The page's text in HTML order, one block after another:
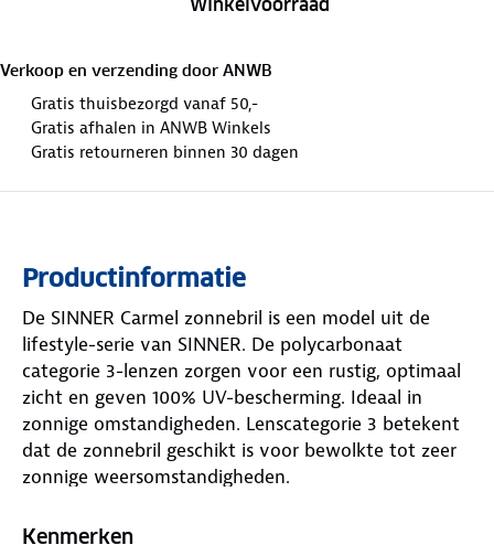
Winkelvoorraad
Verkoop en verzending door ANWB
Gratis thuisbezorgd vanaf 50,-
Gratis afhalen in ANWB Winkels
Gratis retourneren binnen 30 dagen
Productinformatie
De SINNER Carmel zonnebril is een model uit de
lifestyle-serie van SINNER. De polycarbonaat
categorie 3-lenzen zorgen voor een rustig, optimaal
zicht en geven 100% UV-bescherming. Ideaal in
zonnige omstandigheden. Lenscategorie 3 betekent
dat de zonnebril geschikt is voor bewolkte tot zeer
zonnige weersomstandigheden.
Kenmerken